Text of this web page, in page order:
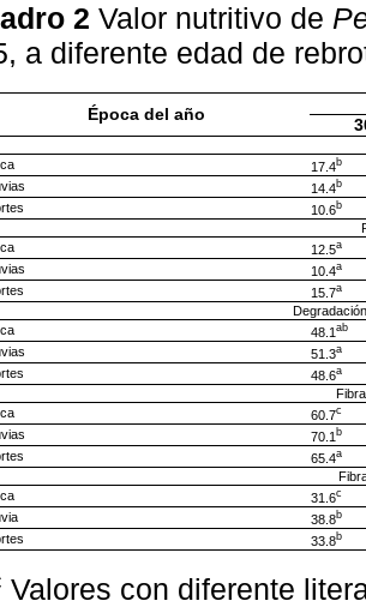
2 Valor nutritivo de
a diferente edad de
Época del año
17.4b
14.4b
10.6b
12.5a
10.4a
15.7a
48.1 ab
51.3a
48.6a
60.7c
70.1 b
65.4a
31.6c
38.8b
33.8b
Valores con diferente